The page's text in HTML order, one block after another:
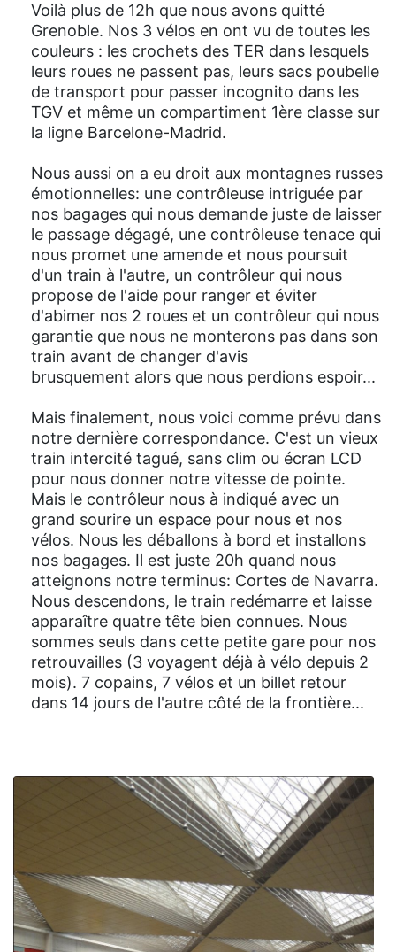
Voilà plus de 12h que nous avons quitté
Grenoble. Nos 3 vélos en ont vu de toutes les
couleurs : les crochets des TER dans lesquels
leurs roues ne passent pas, leurs sacs poubelle
de transport pour passer incognito dans les
TGV et même un compartiment 1ère classe sur
la ligne Barcelone-Madrid.
Nous aussi on a eu droit aux montagnes russes
émotionnelles: une contrôleuse intriguée par
nos bagages qui nous demande juste de laisser
le passage dégagé, une contrôleuse tenace qui
nous promet une amende et nous poursuit
d'un train à l'autre, un contrôleur qui nous
propose de l'aide pour ranger et éviter
d'abimer nos 2 roues et un contrôleur qui nous
garantie que nous ne monterons pas dans son
train avant de changer d'avis
brusquement alors que nous perdions espoir...
Mais finalement, nous voici comme prévu dans
notre dernière correspondance. C'est un vieux
train intercité tagué, sans clim ou écran LCD
pour nous donner notre vitesse de pointe.
Mais le contrôleur nous à indiqué avec un
grand sourire un espace pour nous et nos
vélos. Nous les déballons à bord et installons
nos bagages. Il est juste 20h quand nous
atteignons notre terminus: Cortes de Navarra.
Nous descendons, le train redémarre et laisse
apparaître quatre tête bien connues. Nous
sommes seuls dans cette petite gare pour nos
retrouvailles (3 voyagent déjà à vélo depuis 2
mois). 7 copains, 7 vélos et un billet retour
dans 14 jours de l'autre côté de la frontière...